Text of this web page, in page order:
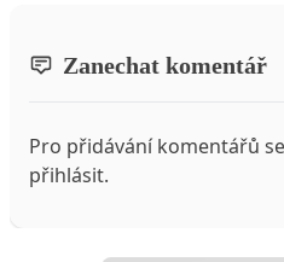
Zanechat komentář
Pro přidávání komentářů
přihlásit.